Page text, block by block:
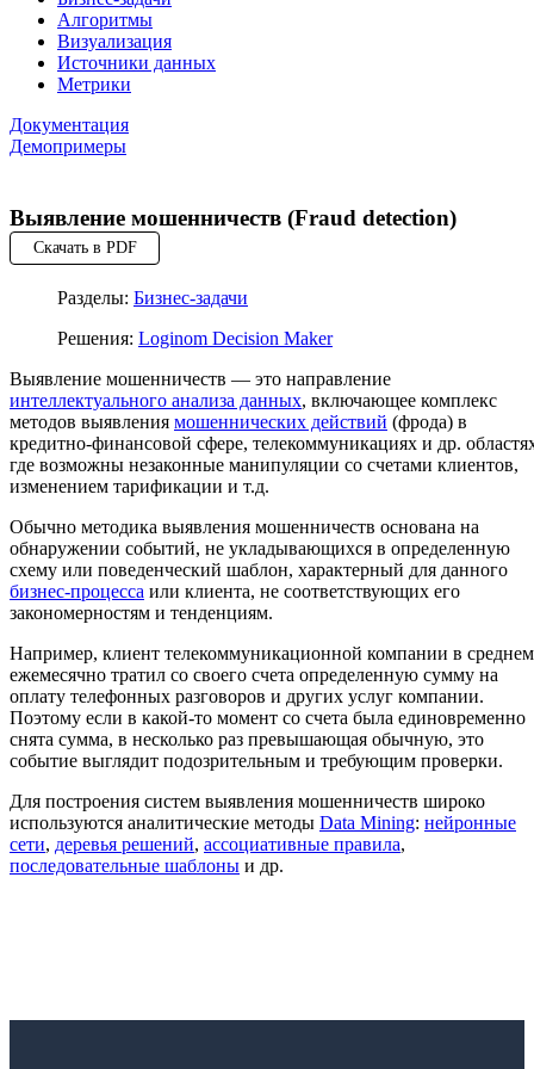
Алгоритмы
Визуализация
Источники данных
Метрики
Документация
Демопримеры
Выявление мошенничеств (Fraud detection)
Скачать в PDF
Разделы: Бизнес-задачи
Решения: Loginom Decision Maker
Выявление мошенничеств — это направление
интеллектуального анализа данных, включающее комплекс
методов выявления мошеннических действий (фрода) в
кредитно-финансовой сфере, телекоммуникациях и др.
где возможны незаконные манипуляции со счетами клиентов,
изменением тарификации и т.д.
Обычно методика выявления мошенничеств основана на
обнаружении событий, не укладывающихся в определенную
схему или поведенческий шаблон, характерный для данного
бизнес-процесса или клиента, не соответствующих его
закономерностям и тенденциям.
Например, клиент телекоммуникационной компании в среднем
ежемесячно тратил со своего счета определенную сумму на
оплату телефонных разговоров и других услуг компании.
Поэтому если в какой-то момент со счета была единовременно
снята сумма, в несколько раз превышающая обычную, это
событие выглядит подозрительным и требующим проверки.
Для построения систем выявления мошенничеств широко
используются аналитические методы Data Mining: нейронные
сети, деревья решений, ассоциативные правила,
последовательные шаблоны и др.